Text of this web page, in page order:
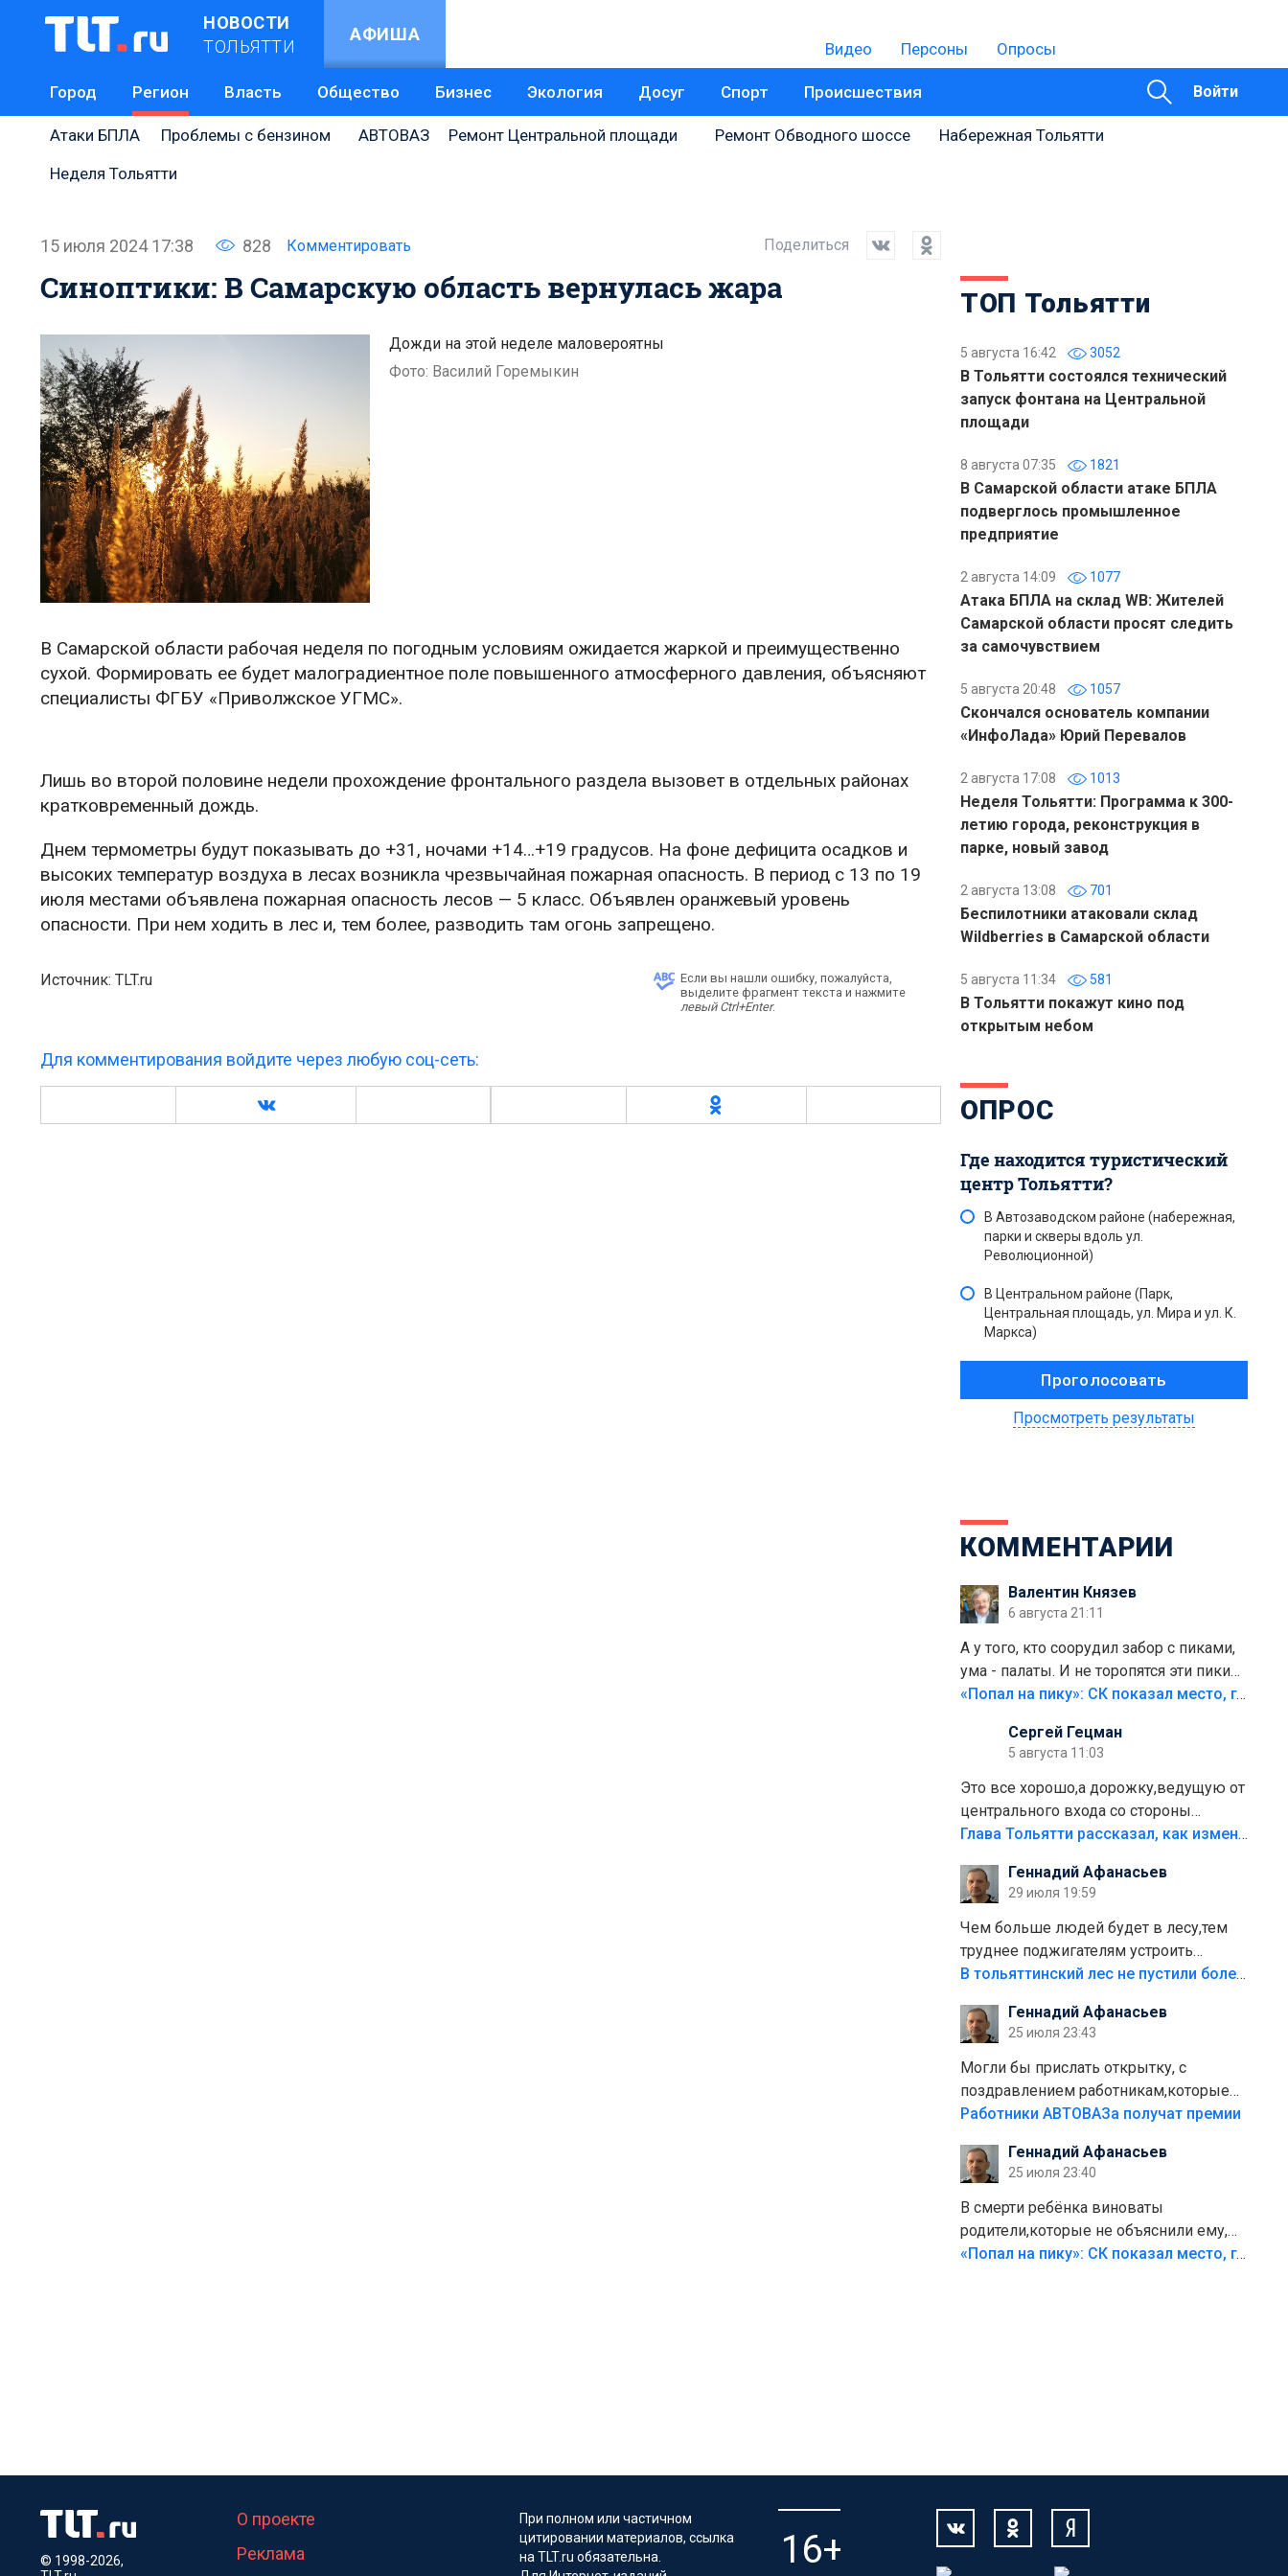
НОВОСТИ
ТОЛЬЯТТИ
АФИША
Видео Персоны Опросы
Город Регион Власть Общество Бизнес Экология Досуг Спорт Происшествия Войти
Атаки БПЛА Проблемы с бензином АВТОВАЗ Ремонт Центральной площади Ремонт Обводного шоссе
Набережная Тольятти
Неделя Тольятти
15 июля 2024 17:38 828 Комментировать Поделиться
Синоптики: В Самарскую область вернулась жара
Дожди на этой неделе маловероятны
Фото: Василий Горемыкин
В Самарской области рабочая неделя по погодным условиям ожидается жаркой и преимущественно
сухой. Формировать ее будет малоградиентное поле повышенного атмосферного давления, объясняют
специалисты ФГБУ «Приволжское УГМС».
Лишь во второй половине недели прохождение фронтального раздела вызовет в отдельных районах
кратковременный дождь.
Днем термометры будут показывать до +31, ночами +14…+19 градусов. На фоне дефицита осадков и
высоких температур воздуха в лесах возникла чрезвычайная пожарная опасность. В период с 13 по 19
июля местами объявлена пожарная опасность лесов — 5 класс. Объявлен оранжевый уровень
опасности. При нем ходить в лес и, тем более, разводить там огонь запрещено.
Источник: TLT.ru
Если вы нашли ошибку, пожалуйста,
выделите фрагмент текста и нажмите
левый Ctrl+Enter.
Для комментирования войдите через любую соц-сеть:
ТОП Тольятти
5 августа 16:42 3052
В Тольятти состоялся технический
запуск фонтана на Центральной
площади
8 августа 07:35 1821
В Самарской области атаке БПЛА
подверглось промышленное
предприятие
2 августа 14:09 1077
Атака БПЛА на склад WB: Жителей
Самарской области просят следить
за самочувствием
5 августа 20:48 1057
Скончался основатель компании
«ИнфоЛада» Юрий Перевалов
2 августа 17:08 1013
Неделя Тольятти: Программа к 300-
летию города, реконструкция в
парке, новый завод
2 августа 13:08 701
Беспилотники атаковали склад
Wildberries в Самарской области
5 августа 11:34 581
В Тольятти покажут кино под
открытым небом
ОПРОС
Где находится туристический
центр Тольятти?
В Автозаводском районе (набережная,
парки и скверы вдоль ул.
Революционной)
В Центральном районе (Парк,
Центральная площадь, ул. Мира и ул. К.
Маркса)
Просмотреть результаты
КОММЕНТАРИИ
Валентин Князев
6 августа 21:11
А у того, кто соорудил забор с пиками,
ума - палаты. И не торопятся эти пики
срезать
«Попал на пику»: СК показал место, где был смертельно травмирован ребенок в Тольятти
Сергей Гецман
5 августа 11:03
Это все хорошо,а дорожку,ведущую от
центрального входа со стороны
кафе"Мираж" к аттракционам слабо
плитки не хватило,т.к.осенью и зимой
лежала в парке и испортилась.Да
еще,видимо,часть украли.
Глава Тольятти рассказал, как изменится парк Центрального района
Геннадий Афанасьев
29 июля 19:59
Чем больше людей будет в лесу,тем
труднее поджигателям устроить
пожар.Тех кто разводит костры,тех
полно стоит,почему водители всё
равно едут в лес? Штрафы мизерные.
В тольяттинский лес не пустили более тысячи автомобилей
Геннадий Афанасьев
25 июля 23:43
Могли бы прислать открытку, с
поздравлением работникам,которые
больше сорока лет отработали на
Работники АВТОВАЗа получат премии
Геннадий Афанасьев
25 июля 23:40
В смерти ребёнка виноваты
родители,которые не объяснили ему,
что такое хорошо и что такое плохо!
«Попал на пику»: СК показал место, где был смертельно травмирован ребенок в Тольятти
© 1998-2026,
О проекте
Реклама
При полном или частичном
цитировании материалов, ссылка
на TLT.ru обязательна.